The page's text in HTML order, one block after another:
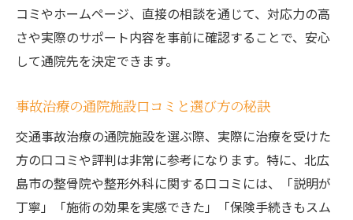
コミやホームページ、直接の相談を通じて、対応力の高
さや実際のサポート内容を事前に確認することで、安心
して通院先を決定できます。
事故治療の通院施設口コミと選び方の秘訣
交通事故治療の通院施設を選ぶ際、実際に治療を受けた
方の口コミや評判は非常に参考になります。特に、北広
島市の整骨院や整形外科に関する口コミには、「説明が
丁寧」「施術の効果を実感できた」「保険手続きもスム